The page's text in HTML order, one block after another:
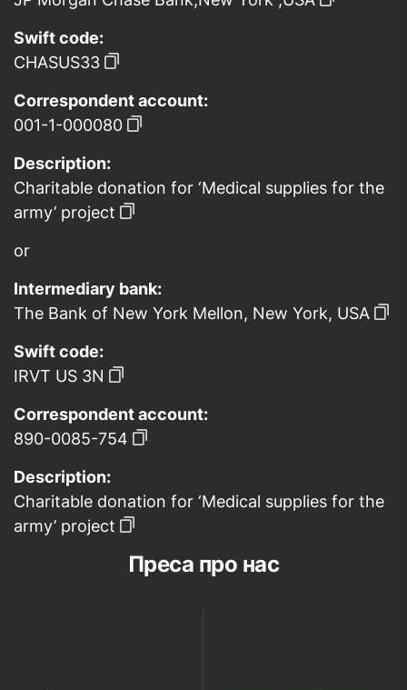
Swift code:
CHASUS33
Correspondent account:
001-1-000080
Description:
Charitable donation for ‘Medical supplies for the
army’ project
or
Intermediary bank:
The Bank of New York Mellon, New York, USA
Swift code:
IRVT US 3N
Correspondent account:
890-0085-754
Description:
Charitable donation for ‘Medical supplies for the
army’ project
Преса про нас